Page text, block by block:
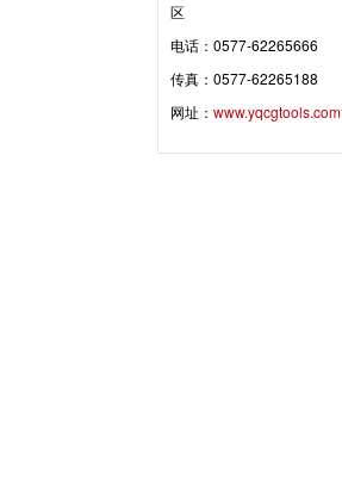
区
电话：0577-62265666
传真：0577-62265188
网址： www.yqcgtools.com